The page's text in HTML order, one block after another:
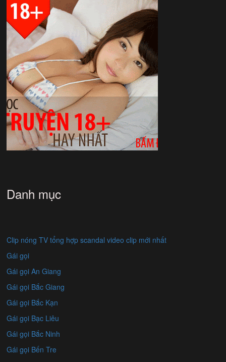
Danh mục
Clip nóng TV tổng hợp scandal video clip mới nhất
Gái gọi
Gái gọi An Giang
Gái gọi Bắc Giang
Gái gọi Bắc Kạn
Gái gọi Bạc Liêu
Gái gọi Bắc Ninh
Gái gọi Bến Tre